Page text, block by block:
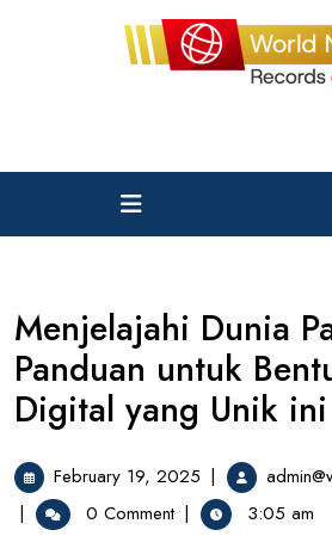
Menjelajahi Dunia
Panduan untuk
Digital yang Unik ini
February 19, 2025 February
19,
2025
|
| 0 Comment | 3:05 am